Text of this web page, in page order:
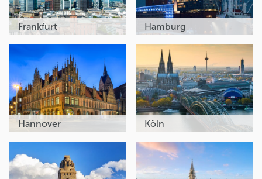
Frankfurt Hamburg
Hannover Köln